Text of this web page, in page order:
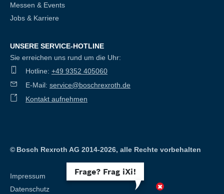
Frage? Frag iXi!
Messen & Events
Jobs & Karriere
UNSERE SERVICE-HOTLINE
Sie erreichen uns rund um die Uhr:
Hotline: +49 9352 405060
E-Mail: service@boschrexroth.de
Kontakt aufnehmen
© Bosch Rexroth AG 2014-2026, alle Rechte vorbehalten
Impressum
Datenschutz